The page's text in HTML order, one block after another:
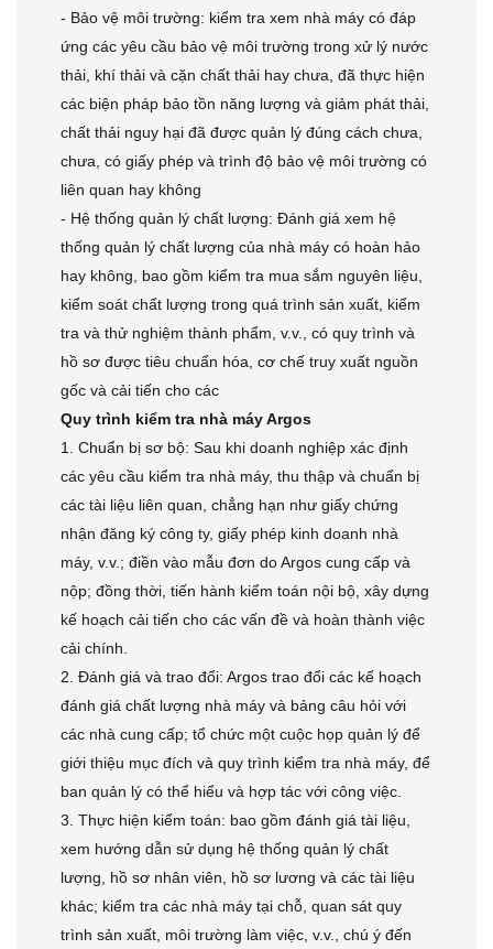
- Bảo vệ môi trường: kiểm tra xem nhà máy có đáp
ứng các yêu cầu bảo vệ môi trường trong xử lý nước
thải, khí thải và cặn chất thải hay chưa, đã thực hiện
các biện pháp bảo tồn năng lượng và giảm phát thải,
chất thải nguy hại đã được quản lý đúng cách chưa,
chưa, có giấy phép và trình độ bảo vệ môi trường có
liên quan hay không
- Hệ thống quản lý chất lượng: Đánh giá xem hệ
thống quản lý chất lượng của nhà máy có hoàn hảo
hay không, bao gồm kiểm tra mua sắm nguyên liệu,
kiểm soát chất lượng trong quá trình sản xuất, kiểm
tra và thử nghiệm thành phẩm, v.v., có quy trình và
hồ sơ được tiêu chuẩn hóa, cơ chế truy xuất nguồn
gốc và cải tiến cho các
Quy trình kiểm tra nhà máy Argos
1. Chuẩn bị sơ bộ: Sau khi doanh nghiệp xác định
các yêu cầu kiểm tra nhà máy, thu thập và chuẩn bị
các tài liệu liên quan, chẳng hạn như giấy chứng
nhận đăng ký công ty, giấy phép kinh doanh nhà
máy, v.v.; điền vào mẫu đơn do Argos cung cấp và
nộp; đồng thời, tiến hành kiểm toán nội bộ, xây dựng
kế hoạch cải tiến cho các vấn đề và hoàn thành việc
cải chính.
2. Đánh giá và trao đổi: Argos trao đổi các kế hoạch
đánh giá chất lượng nhà máy và bảng câu hỏi với
các nhà cung cấp; tổ chức một cuộc họp quản lý để
giới thiệu mục đích và quy trình kiểm tra nhà máy, để
ban quản lý có thể hiểu và hợp tác với công việc.
3. Thực hiện kiểm toán: bao gồm đánh giá tài liệu,
xem hướng dẫn sử dụng hệ thống quản lý chất
lượng, hồ sơ nhân viên, hồ sơ lương và các tài liệu
khác; kiểm tra các nhà máy tại chỗ, quan sát quy
trình sản xuất, môi trường làm việc, v.v., chú ý đến